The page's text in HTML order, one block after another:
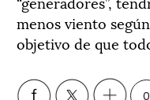
menos viento
objetivo de que
0